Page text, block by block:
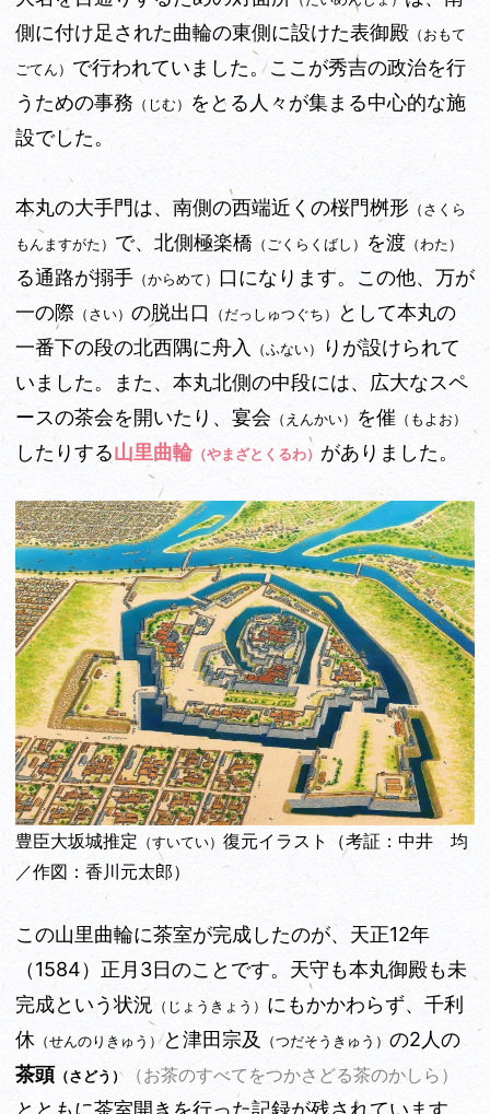
側に付け足された曲輪の東側に設けた表御殿 （おもて
ごてん） で行われていました。ここが秀吉の政治を行
うための事務 （じむ）
をとる人々が集まる中心的な施
設でした。
本丸の大手門は、南側の西端近くの桜門桝形 （さくら
もんますがた） で、北側極楽橋 （ごくらくばし） を渡 （わた）
る通路が搦手 （からめて）
口になります。この他、万が
一の際 （さい） の脱出口 （だっしゅつぐち）
として本丸の
一番下の段の北西隅に舟入
（ふない）
りが設けられて
いました。また、本丸北側の中段には、広大なスペ
ースの茶会を開いたり、宴会 （えんかい） を催 （もよお）
したりする山里曲輪 （やまざとくるわ） がありました。
豊臣大坂城推定 （すいてい） 復元イラスト（考証：中井 均
／作図：香川元太郎）
この山里曲輪に茶室が完成したのが、天正12年
（1584） 正月3日のことです。天守も本丸御殿も未
完成という状況 （じょうきょう） にもかかわらず、千利
休 （せんのりきゅう）と津田宗及 （つだそうきゅう） の2人の
茶頭 （さどう） （お茶のすべてをつかさどる茶のかしら）
とともに茶室開きを行った記録が残されています。